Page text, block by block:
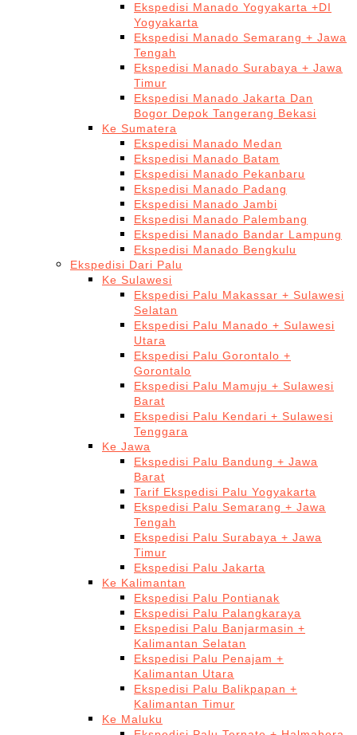
Ekspedisi Manado Yogyakarta +DI
Yogyakarta
Ekspedisi Manado Semarang + Jawa
Tengah
Ekspedisi Manado Surabaya + Jawa
Timur
Ekspedisi Manado Jakarta Dan
Bogor Depok Tangerang Bekasi
Ke Sumatera
Ekspedisi Manado Medan
Ekspedisi Manado Batam
Ekspedisi Manado Pekanbaru
Ekspedisi Manado Padang
Ekspedisi Manado Jambi
Ekspedisi Manado Palembang
Ekspedisi Manado Bandar Lampung
Ekspedisi Manado Bengkulu
Ekspedisi Dari Palu
Ke Sulawesi
Ekspedisi Palu Makassar + Sulawesi
Selatan
Ekspedisi Palu Manado + Sulawesi
Utara
Ekspedisi Palu Gorontalo +
Gorontalo
Ekspedisi Palu Mamuju + Sulawesi
Barat
Ekspedisi Palu Kendari + Sulawesi
Tenggara
Ke Jawa
Ekspedisi Palu Bandung + Jawa
Barat
Tarif Ekspedisi Palu Yogyakarta
Ekspedisi Palu Semarang + Jawa
Tengah
Ekspedisi Palu Surabaya + Jawa
Timur
Ekspedisi Palu Jakarta
Ke Kalimantan
Ekspedisi Palu Pontianak
Ekspedisi Palu Palangkaraya
Ekspedisi Palu Banjarmasin +
Kalimantan Selatan
Ekspedisi Palu Penajam +
Kalimantan Utara
Ekspedisi Palu Balikpapan +
Kalimantan Timur
Ke Maluku